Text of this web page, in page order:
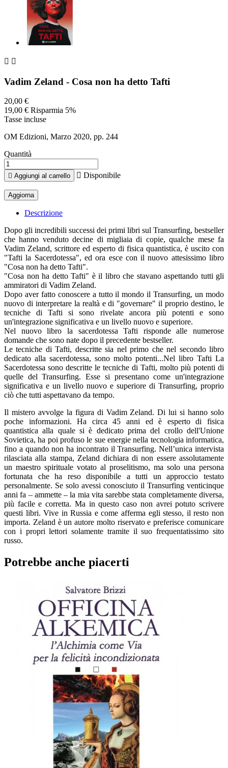
 
Vadim Zeland - Cosa non ha detto Tafti
20,00 €
19,00 € Risparmia 5%
Tasse incluse
OM Edizioni, Marzo 2020, pp. 244
Quantità
 Aggiungi al carrello  Disponibile
Descrizione
Dopo gli incredibili successi dei primi libri sul Transurfing, bestseller
che hanno venduto decine di migliaia di copie, qualche mese fa
Vadim Zeland, scrittore ed esperto di fisica quantistica, è uscito con
"Tafti la Sacerdotessa", ed ora esce con il nuovo attesissimo libro
"Cosa non ha detto Tafti".
"Cosa non ha detto Tafti" è il libro che stavano aspettando tutti gli
ammiratori di Vadim Zeland.
Dopo aver fatto conoscere a tutto il mondo il Transurfing, un modo
nuovo di interpretare la realtà e di "governare" il proprio destino, le
tecniche di Tafti si sono rivelate ancora più potenti e sono
un'integrazione significativa e un livello nuovo e superiore.
Nel nuovo libro la sacerdotessa Tafti risponde alle numerose
domande che sono nate dopo il precedente bestseller.
Le tecniche di Tafti, descritte sia nel primo che nel secondo libro
dedicato alla sacerdotessa, sono molto potenti...Nel libro Tafti La
Sacerdotessa sono descritte le tecniche di Tafti, molto più potenti di
quelle del Transurfing. Esse si presentano come un'integrazione
significativa e un livello nuovo e superiore di Transurfing, proprio
ciò che tutti aspettavano da tempo.
Il mistero avvolge la figura di Vadim Zeland. Di lui si hanno solo
poche informazioni. Ha circa 45 anni ed è esperto di fisica
quantistica alla quale si è dedicato prima del crollo dell'Unione
Sovietica, ha poi profuso le sue energie nella tecnologia informatica,
fino a quando non ha incontrato il Transurfing. Nell’unica intervista
rilasciata alla stampa, Zeland dichiara di non essere assolutamente
un maestro spirituale votato al proselitismo, ma solo una persona
fortunata che ha reso disponibile a tutti un approccio testato
personalmente. Se solo avessi conosciuto il Transurfing venticinque
anni fa – ammette – la mia vita sarebbe stata completamente diversa,
più facile e corretta. Ma in questo caso non avrei potuto scrivere
questi libri. Vive in Russia e come afferma egli stesso, il resto non
importa. Zeland è un autore molto riservato e preferisce comunicare
con i propri lettori solamente tramite il suo frequentatissimo sito
russo.
Potrebbe anche piacerti